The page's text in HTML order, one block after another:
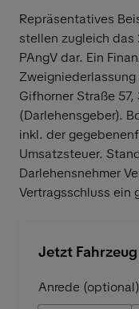
Repräsentatives
stellen zugleich
PAngV dar. Ein
Zweigniederlassung
Gifhorner Straße
(Darlehensgeber).
inkl. der
Umsatzsteuer.
Darlehensnehmer
Vertragsschluss ein
Jetzt
Anrede (optional)